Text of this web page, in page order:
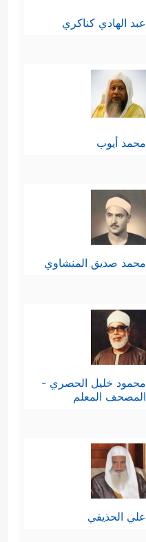
عبد الهادي كناكري
محمد أيوب
محمد صديق المنشاوي
محمود خليل الحصري -
المصحف المعلم
علي الحذيفي